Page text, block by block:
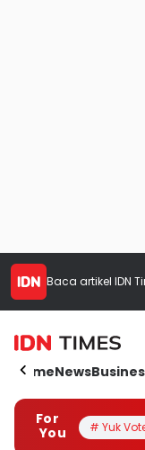
Baca artikel IDN
HomeNews
For
You
# Yuk